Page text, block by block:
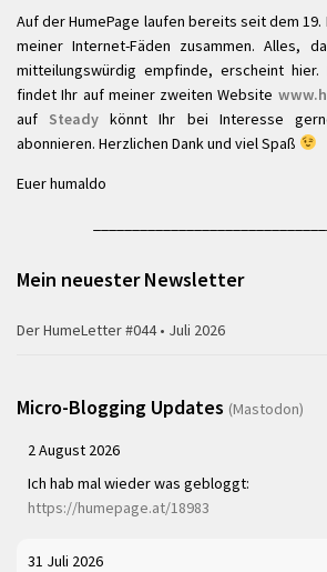
Auf der HumePage laufen bereits seit dem 19.
meiner Internet-Fäden zusammen. Alles,
mitteilungswürdig empfinde, erscheint hier.
findet Ihr auf meiner zweiten Website
auf Steady könnt Ihr bei Interesse
abonnieren. Herzlichen Dank und viel Spaß
Euer humaldo
Mein neuester Newsletter
Der HumeLetter #044 • Juli 2026
Micro-Blogging Updates (Mastodon)
2 August 2026
Ich hab mal wieder was gebloggt:
https://humepage.at/18983
31 Juli 2026